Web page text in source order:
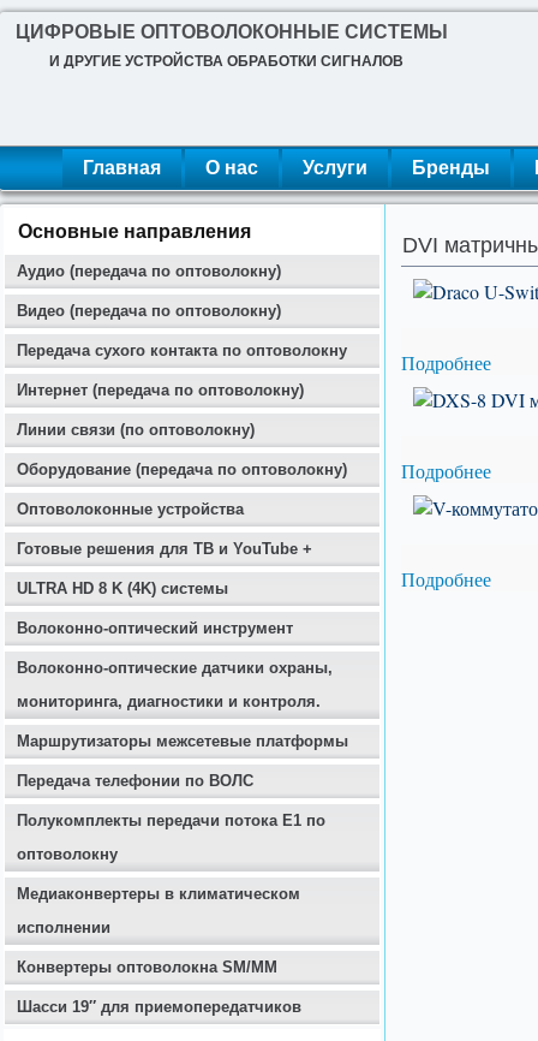
ЦИФРОВЫЕ ОПТОВОЛОКОННЫЕ СИСТЕМЫ
И ДРУГИЕ УСТРОЙСТВА ОБРАБОТКИ СИГНАЛОВ
Главная О нас Услуги Бренды
Основные направления
Аудио (передача по оптоволокну)
Видео (передача по оптоволокну)
Передача сухого контакта по оптоволокну
Интернет (передача по оптоволокну)
Линии связи (по оптоволокну)
Оборудование (передача по оптоволокну)
Оптоволоконные устройства
Готовые решения для ТВ и YouTube +
ULTRA HD 8 K (4K) системы
Волоконно-оптический инструмент
Волоконно-оптические датчики охраны,
мониторинга, диагностики и контроля.
Маршрутизаторы межсетевые платформы
Передача телефонии по ВОЛС
Полукомплекты передачи потока E1 по
оптоволокну
Медиаконвертеры в климатическом
исполнении
Конвертеры оптоволокна SM/MM
Шасси 19″ для приемопередатчиков
DVI
Подробнее
Подробнее
Подробнее